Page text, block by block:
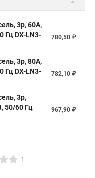
3p, 60A,
Гц DX-LN3-
780,50 ₽
3p, 80A,
Гц DX-LN3-
782,10 ₽
3p,
50/60 Гц
967,90 ₽
1